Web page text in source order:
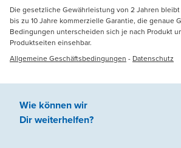
Die gesetzliche Gewährleistung von 2 Jahren
bis zu 10 Jahre kommerzielle Garantie, die genaue
Bedingungen unterscheiden sich je nach Produkt
Produktseiten einsehbar.
Allgemeine Geschäftsbedingungen - Datenschutz
Wie können wir
Dir weiterhelfen?